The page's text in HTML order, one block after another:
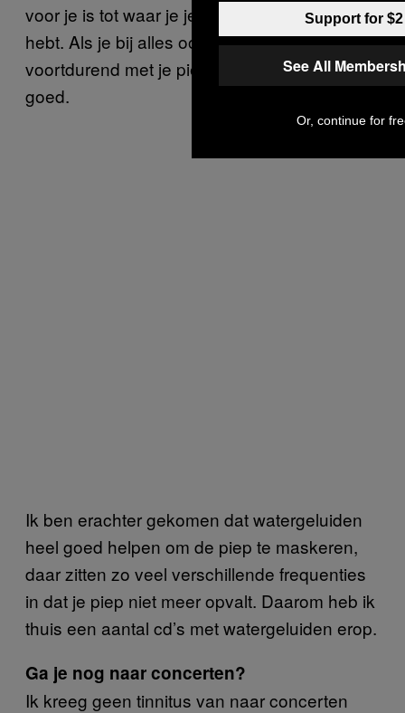
voor je is tot waar je je oordoppen niet nodig
hebt. Als je bij alles oordoppen in doet, ben je
voortdurend met je piep bezig. Dat is ook niet
goed.
Ik ben erachter gekomen dat watergeluiden
heel goed helpen om de piep te maskeren,
daar zitten zo veel verschillende frequenties
in dat je piep niet meer opvalt. Daarom heb ik
thuis een aantal cd’s met watergeluiden erop.
Ga je nog naar concerten?
Ik kreeg geen tinnitus van naar concerten
Support for $2
See All
Or, continue for